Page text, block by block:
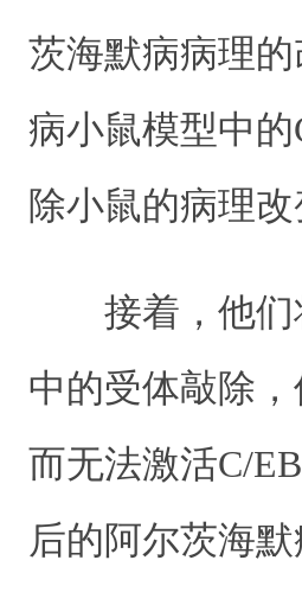
茨海默病病理
病小鼠模型中
除小鼠的病理改
接着，他们
中的受体敲除
而无法激活C/
后的阿尔茨海